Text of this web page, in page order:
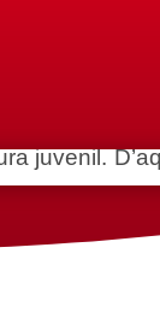
juvenil.